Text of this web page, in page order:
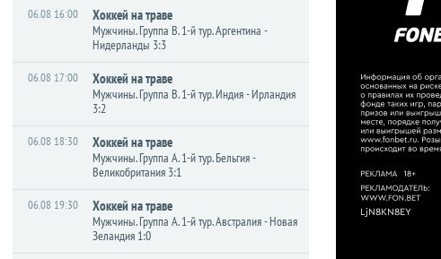
06.08 16:00 Хоккей на траве
Мужчины. Группа B. 1-й тур. Аргентина -
Нидерланды 3:3
06.08 17:00 Хоккей на траве
Мужчины. Группа B. 1-й тур. Индия - Ирландия
3:2
06.08 18:30 Хоккей на траве
Мужчины. Группа A. 1-й тур. Бельгия -
Великобритания 3:1
06.08 19:30 Хоккей на траве
Мужчины. Группа A. 1-й тур. Австралия - Новая
Зеландия 1:0